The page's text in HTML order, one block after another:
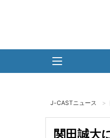
J-CASTニュース
関田誠大